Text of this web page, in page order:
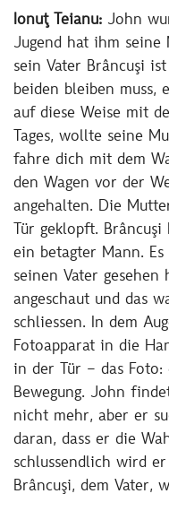
Ionuţ Teianu: John
Jugend hat ihm seine
sein Vater Brâncuşi
beiden bleiben muss,
auf diese Weise mit
Tages, wollte seine
fahre dich mit dem
den Wagen vor der
angehalten. Die
Tür geklopft.
ein betagter Mann.
seinen Vater gesehen
angeschaut und das
schliessen. In dem
Fotoapparat in die
in der Tür – das
Bewegung. John
nicht mehr, aber er
daran, dass er die
schlussendlich wird
Brâncuşi, dem Vater,